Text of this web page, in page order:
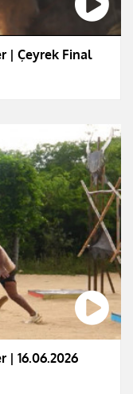
| Çeyrek Final
| 16.06.2026